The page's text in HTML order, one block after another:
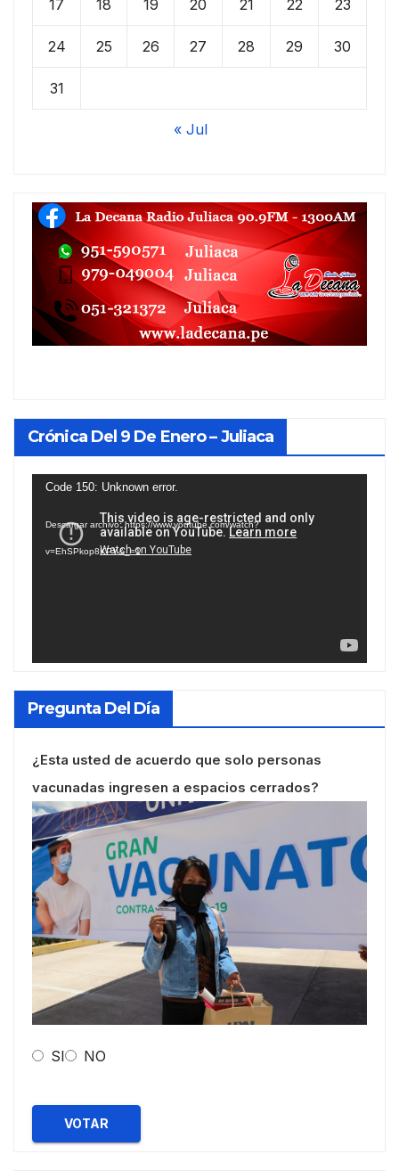
17 18 19 20 21 22 23
24 25 26 27 28 29 30
31
« Jul
Crónica Del 9 De Enero – Juliaca
Reproductor
vídeo
Code 150: Unknown error.
Descargar archivo: https://www.youtube.com/watch?
v=EhSPkop8KPY&_=1
Pregunta Del Día
¿Esta usted de acuerdo que solo personas
vacunadas ingresen a espacios cerrados?
SI NO
VOTAR